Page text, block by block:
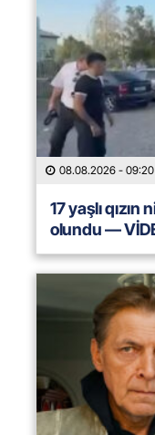
08.08.2026 - 09:20
17 yaşlı
olundu —